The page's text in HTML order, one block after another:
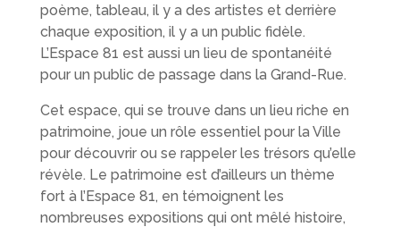
poème, tableau, il y a des artistes et derrière
chaque exposition, il y a un public fidèle.
L’Espace 81 est aussi un lieu de spontanéité
pour un public de passage dans la Grand-Rue.
Cet espace, qui se trouve dans un lieu riche en
patrimoine, joue un rôle essentiel pour la Ville
pour découvrir ou se rappeler les trésors qu’elle
révèle. Le patrimoine est d’ailleurs un thème
fort à l’Espace 81, en témoignent les
nombreuses expositions qui ont mêlé histoire,